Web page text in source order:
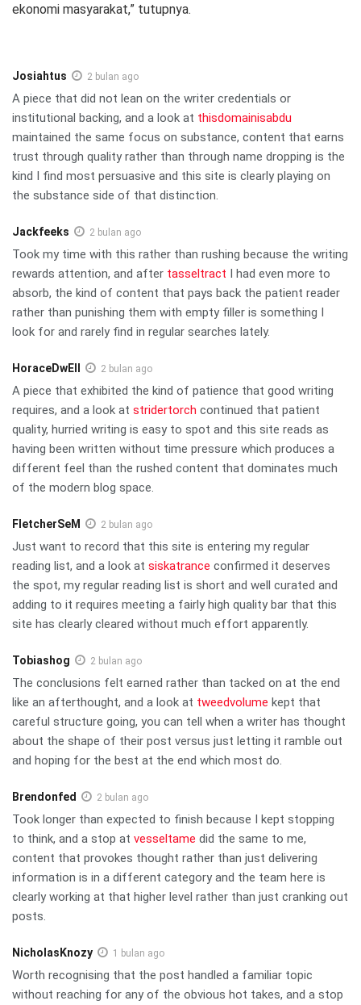
ekonomi masyarakat,” tutupnya.
Josiahtus 2 bulan ago
A piece that did not lean on the writer credentials or
institutional backing, and a look at thisdomainisabdu
maintained the same focus on substance, content that earns
trust through quality rather than through name dropping is the
kind I find most persuasive and this site is clearly playing on
the substance side of that distinction.
Jackfeeks 2 bulan ago
Took my time with this rather than rushing because the writing
rewards attention, and after tasseltract I had even more to
absorb, the kind of content that pays back the patient reader
rather than punishing them with empty filler is something I
look for and rarely find in regular searches lately.
HoraceDwEll 2 bulan ago
A piece that exhibited the kind of patience that good writing
requires, and a look at stridertorch continued that patient
quality, hurried writing is easy to spot and this site reads as
having been written without time pressure which produces a
different feel than the rushed content that dominates much
of the modern blog space.
FletcherSeM 2 bulan ago
Just want to record that this site is entering my regular
reading list, and a look at siskatrance confirmed it deserves
the spot, my regular reading list is short and well curated and
adding to it requires meeting a fairly high quality bar that this
site has clearly cleared without much effort apparently.
Tobiashog 2 bulan ago
The conclusions felt earned rather than tacked on at the end
like an afterthought, and a look at tweedvolume kept that
careful structure going, you can tell when a writer has thought
about the shape of their post versus just letting it ramble out
and hoping for the best at the end which most do.
Brendonfed 2 bulan ago
Took longer than expected to finish because I kept stopping
to think, and a stop at vesseltame did the same to me,
content that provokes thought rather than just delivering
information is in a different category and the team here is
clearly working at that higher level rather than just cranking out
posts.
NicholasKnozy 1 bulan ago
Worth recognising that the post handled a familiar topic
without reaching for any of the obvious hot takes, and a stop